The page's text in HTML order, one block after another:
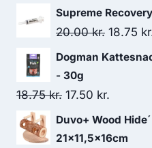
40.00 kr..36.25
pris
Supreme
20.00kr. Den
20.00
18.75
Dogman
- 30g
18.75kr. Den
oprindelige
pris
17.50 kr.
aktuelle
pris
Duvo+ Wood
21x11,5x16cm